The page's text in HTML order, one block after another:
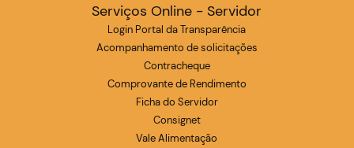
Serviços Online - Servidor
Login Portal da Transparência
Acompanhamento de solicitações
Contracheque
Comprovante de Rendimento
Ficha do Servidor
Consignet
Vale Alimentação